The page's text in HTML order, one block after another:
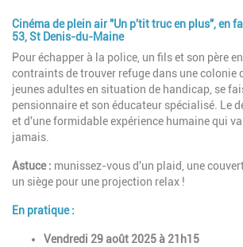
Cinéma de plein air "Un p'tit truc en plus", en
53, St Denis-du-Maine
Pour échapper à la police, un fils et son père
contraints de trouver refuge dans une colonie
jeunes adultes en situation de handicap, se
pensionnaire et son éducateur spécialisé. Le
et d'une formidable expérience humaine qui
jamais.
Astuce : munissez-vous d'un plaid, une
un siège pour une projection relax !
En pratique :
Vendredi 29 août 2025 à 21h15